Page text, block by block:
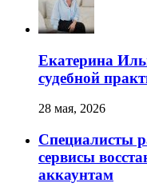
Екатерина
судебной
28 мая, 2026
Специалисты
сервисы
аккаунтам